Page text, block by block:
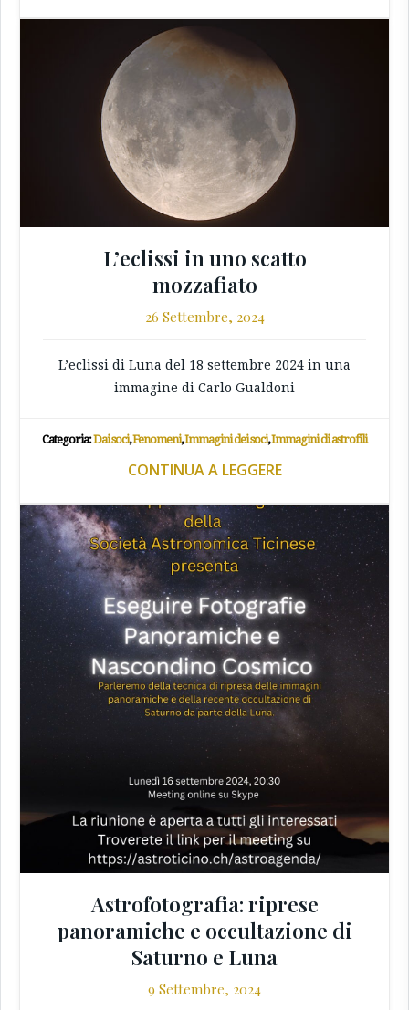
L’eclissi in uno scatto
mozzafiato
26 Settembre, 2024
L’eclissi di Luna del 18 settembre 2024 in una
immagine di Carlo Gualdoni
Categoria:Dai soci,Fenomeni,Immagini dei soci,Immagini di astrofili
CONTINUA A LEGGERE
Astrofotografia: riprese
panoramiche e occultazione di
Saturno e Luna
9 Settembre, 2024